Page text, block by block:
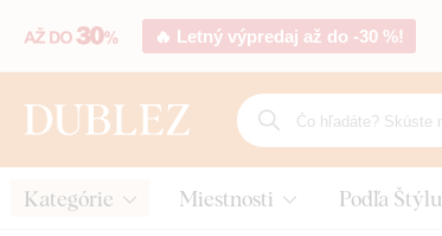
🔥 Letný výpredaj až do -30 %!
Kategórie Miestnosti Podľa Štýlu